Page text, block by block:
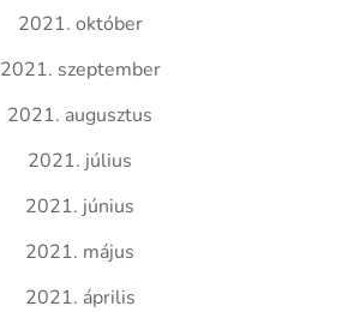
2021. október
2021. szeptember
2021. augusztus
2021. július
2021. június
2021. május
2021. április